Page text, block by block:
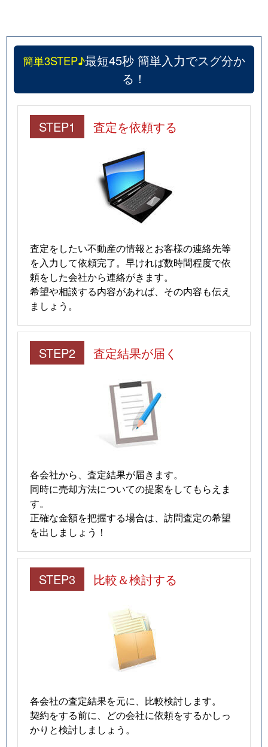
簡単3STEP♪最短45秒 簡単入力でスグ分か
る！
STEP1 査定を依頼する
査定をしたい不動産の情報とお客様の連絡先等
を入力して依頼完了。早ければ数時間程度で依
頼をした会社から連絡がきます。
希望や相談する内容があれば、その内容も伝え
ましょう。
STEP2 査定結果が届く
各会社から、査定結果が届きます。
同時に売却方法についての提案をしてもらえま
す。
正確な金額を把握する場合は、訪問査定の希望
を出しましょう！
STEP3 比較＆検討する
各会社の査定結果を元に、比較検討します。
契約をする前に、どの会社に依頼をするかしっ
かりと検討しましょう。